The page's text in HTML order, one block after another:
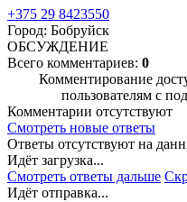
+375 29 8423550
Город: Бобруйск
ОБСУЖДЕНИЕ
Всего комментариев: 0
Комментирование
пользователям с
Комментарии отсутствуют
Смотреть новые ответы
Ответы отсутствуют на
Идёт загрузка...
Смотреть ответы дальше
Идёт отправка...